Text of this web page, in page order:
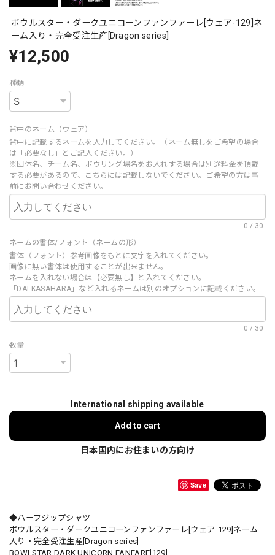
ボウルスター・ダークユニコーンファンファーレ[ウェア-129]ネ
ーム入り・完全受注生産[Dragon series]
¥12,500
種類
背中のネーム（ウェア）
背中に記載するネームを入力してください。（ネーム無しをご希望の場合
は「必要なし」とご記入ください。）
※団体名、チーム名、ボウリング場名をお入れする場合は別途料金を頂戴
する必要があるので、こちらには記載しないでください。ご希望の方は事
前にお問い合わせください。
0 / 30
ネームの書体/フォント（ネームの形）
書体（フォント）参考画像をもとに文字を入れてください。
画像に無い書体は使用することが出来ません。
ネームを入れない場合は【必要無し】と入れてください。
「DAI KASAHARA」など入れるネームは別のオプションに記載ください。
0 / 30
数量
International shipping available
Add to cart
日本国内にお住まいの方向け
Save
◆ハーフジップシャツ
ボウルスター・ダークユニコーンファンファーレ[ウェア-129]ネーム
入り・完全受注生産[Dragon series]
BOWLSTAR DARK UNICORN FANFARE[129]